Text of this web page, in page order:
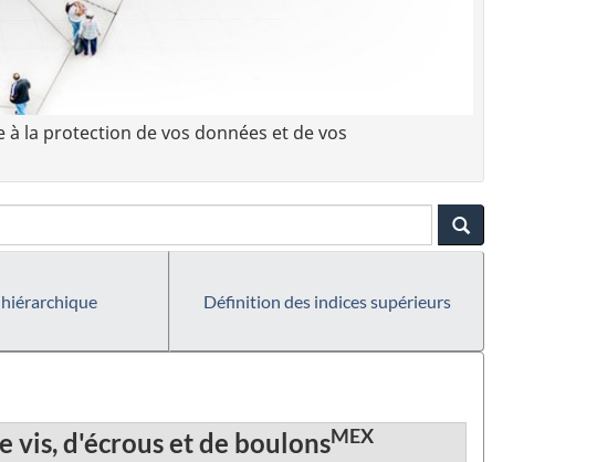
la protection de vos données et de vos
Définition des indices supérieurs
vis, d'écrous et de boulonsMEX